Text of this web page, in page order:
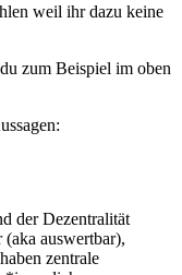
weil ihr dazu keine
zum Beispiel im oben
der Dezentralität
auswertbar),
zentrale